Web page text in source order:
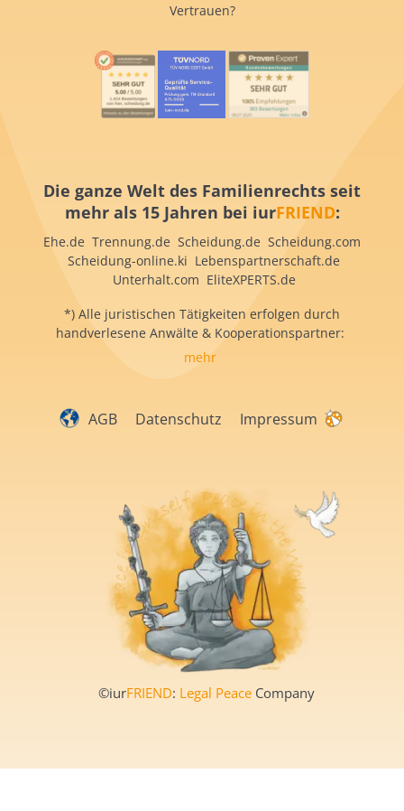
Vertrauen?
Die ganze Welt des Familienrechts seit
mehr als 15 Jahren bei iurFRIEND:
Ehe.de Trennung.de Scheidung.de Scheidung.com
Scheidung-online.ki Lebenspartnerschaft.de
Unterhalt.com EliteXPERTS.de
*) Alle juristischen Tätigkeiten erfolgen durch
handverlesene Anwälte & Kooperationspartner:
mehr
AGB Datenschutz Impressum
©iurFRIEND: Legal Peace Company